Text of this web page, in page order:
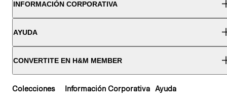
INFORMACIÓN CORPORATIVA
AYUDA
CONVERTITE EN H&M MEMBER
Colecciones Información Corporativa Ayuda